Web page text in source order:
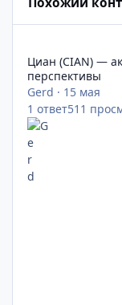
Циан (CIAN) —
перспективы
Gerd · 15 мая
1 ответ511